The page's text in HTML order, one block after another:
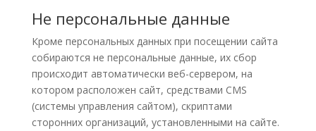
Не персональные данные
Кроме персональных данных при посещении сайта
собираются не персональные данные, их сбор
происходит автоматически веб-сервером, на
котором расположен сайт, средствами CMS
(системы управления сайтом), скриптами
сторонних организаций, установленными на сайте.